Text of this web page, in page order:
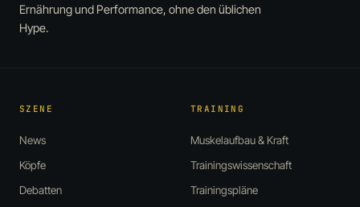
Ernährung und Performance, ohne den üblichen
Hype.
SZENE
News
Köpfe
Debatten
TRAINING
Muskelaufbau & Kraft
Trainingswissenschaft
Trainingspläne